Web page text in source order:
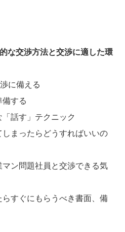
な交渉方法と交渉に適した環
に備える
する
話す」テクニック
まったらどうすればいいの
ン問題社員と交渉できる気
すぐにもらうべき書面、備